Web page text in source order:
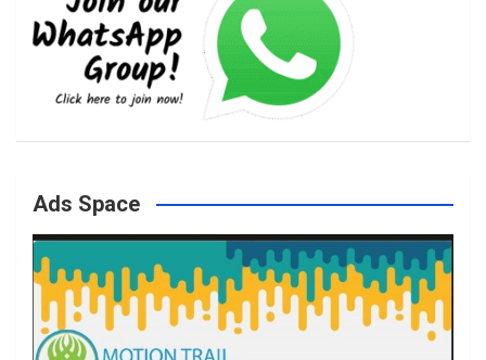
e
b
o
k
r
a
r e
Ads Space